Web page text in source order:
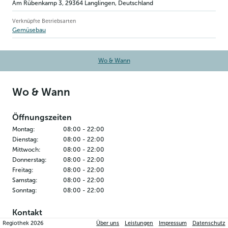
Am Rübenkamp 3, 29364 Langlingen, Deutschland
Verknüpfte Betriebsarten
Gemüsebau
Wo & Wann
Wo & Wann
Öffnungszeiten
Montag: 08:00 - 22:00
Dienstag: 08:00 - 22:00
Mittwoch: 08:00 - 22:00
Donnerstag: 08:00 - 22:00
Freitag: 08:00 - 22:00
Samstag: 08:00 - 22:00
Sonntag: 08:00 - 22:00
Kontakt
Hofladen Bock´s Box
Regiothek2026 Über uns Leistungen Impressum Datenschutz